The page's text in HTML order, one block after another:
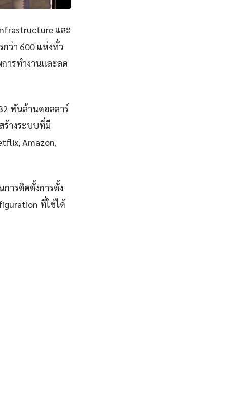
และ
ว่า 600 แห่งทั่ว
ารทำงานและลด
พันล้านดอลลาร์
ร้างระบบที่มี
Amazon,
ารติดตั้งการตั้ง
ที่ใช้ได้